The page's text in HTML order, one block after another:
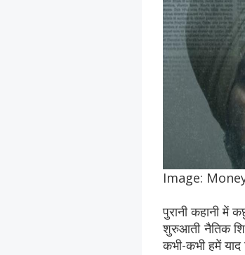
Image:
पुरानी कहानी में
शुरुआती नैतिक
कभी-कभी हमें